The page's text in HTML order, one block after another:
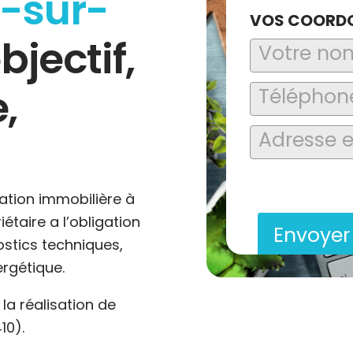
immobilière à
a l’obligation
techniques,
réalisation de
VOS